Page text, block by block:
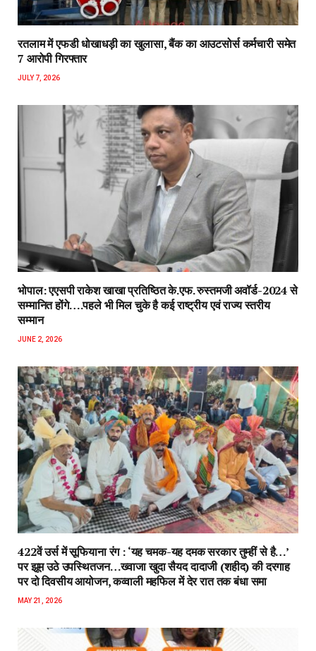
रतलाम में एफडी धोखाधड़ी का खुलासा, बैंक का आउटसोर्स कर्मचारी समेत
7 आरोपी गिरफ्तार
JULY 7, 2026
भोपाल: एएसपी राकेश‌ खाखा प्रतिष्ठित के.एफ. रुस्तमजी अवॉर्ड-2024 से
सम्मानित होंगे….पहले भी मिल चुके है कई राष्ट्रीय एवं राज्य स्तरीय
सम्मान
JUNE 2, 2026
422वें उर्स में सूफियाना रंग : ‘यह चमक-यह दमक सरकार तुम्हीं से है…’
पर झूम उठे उपस्थितजन…ख्वाजा खुदा सैयद दादाजी (शहीद) की दरगाह
पर दो दिवसीय आयोजन, कव्वाली महफिल में देर रात तक बंधा समा
MAY 21, 2026